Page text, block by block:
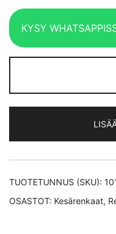
KYSY
TUOTETUNNUS (SKU):
OSASTOT: Kesärenkaat,